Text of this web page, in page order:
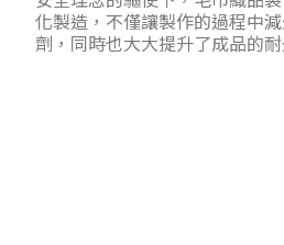
化製造，不僅讓製作的過程中
劑，同時也大大提升了成品的